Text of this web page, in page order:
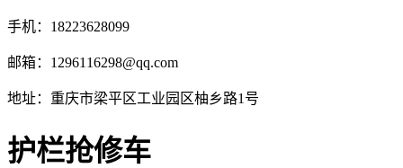
手机：18223628099
邮箱：1296116298@qq.com
地址：重庆市梁平区工业园区柚乡路1号
护栏抢修车